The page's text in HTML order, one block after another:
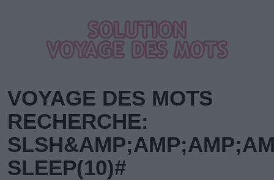
VOYAGE DES MOTS
RECHERCHE:
SLEEP(10)#